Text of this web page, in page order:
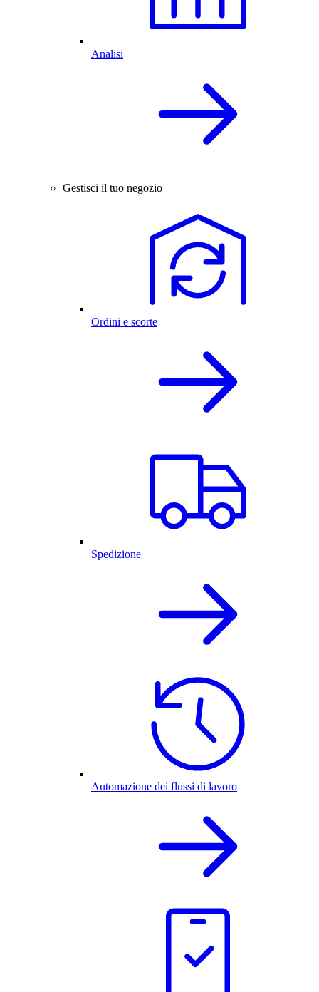
Analisi
Gestisci il tuo negozio
Ordini e scorte
Spedizione
Automazione dei flussi di lavoro